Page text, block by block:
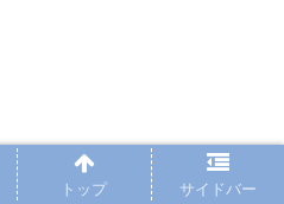
トップ サイドバー